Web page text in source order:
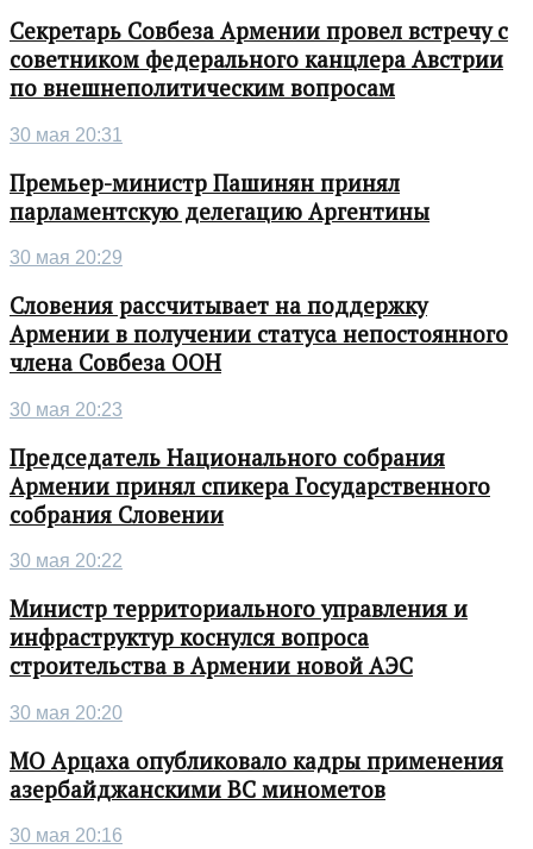
Секретарь Совбеза Армении провел встречу с
советником федерального канцлера Австрии
по внешнеполитическим вопросам
30 мая 20:31
Премьер-министр Пашинян принял
парламентскую делегацию Аргентины
30 мая 20:29
Словения рассчитывает на поддержку
Армении в получении статуса непостоянного
члена Совбеза ООН
30 мая 20:23
Председатель Национального собрания
Армении принял спикера Государственного
собрания Словении
30 мая 20:22
Министр территориального управления и
инфраструктур коснулся вопроса
строительства в Армении новой АЭС
30 мая 20:20
МО Арцаха опубликовало кадры применения
азербайджанскими ВС минометов
30 мая 20:16